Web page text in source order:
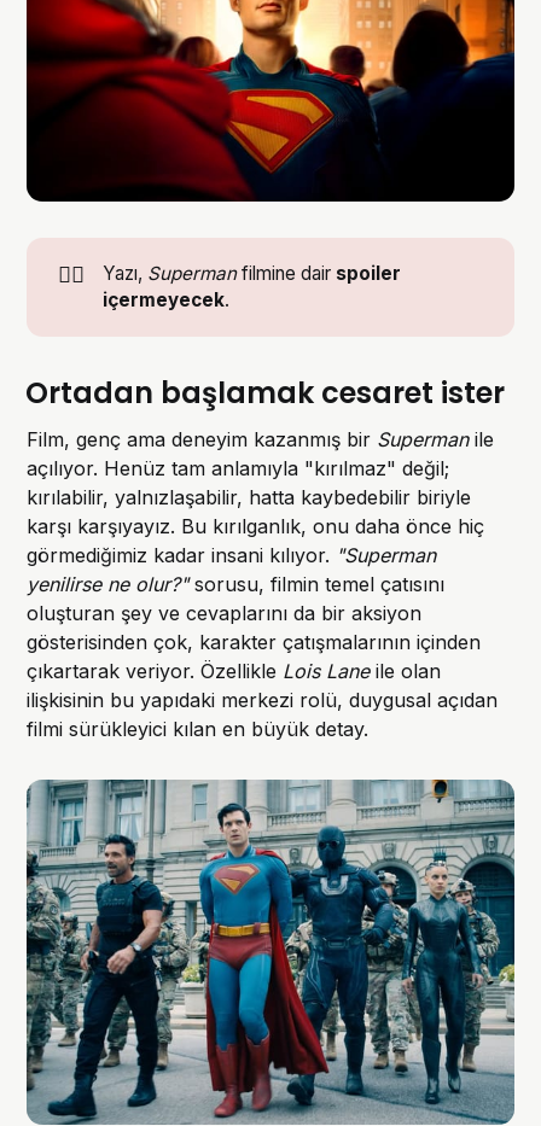
🦸‍♂️ Yazı, Supermanfilmine dair spoiler
içermeyecek.
Ortadan başlamak cesaret ister
Film, genç ama deneyim kazanmış bir Supermanile
açılıyor. Henüz tam anlamıyla "kırılmaz" değil;
kırılabilir, yalnızlaşabilir, hatta kaybedebilir biriyle
karşı karşıyayız. Bu kırılganlık, onu daha önce hiç
görmediğimiz kadar insani kılıyor. "Superman
yenilirse ne olur?"sorusu, filmin temel çatısını
oluşturan şey ve cevaplarını da bir aksiyon
gösterisinden çok, karakter çatışmalarının içinden
çıkartarak veriyor. Özellikle Lois Laneile olan
ilişkisinin bu yapıdaki merkezi rolü, duygusal açıdan
filmi sürükleyici kılan en büyük detay.